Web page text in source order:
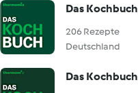
Das Kochbuch
206 Rezepte
Deutschland
Das Kochbuch